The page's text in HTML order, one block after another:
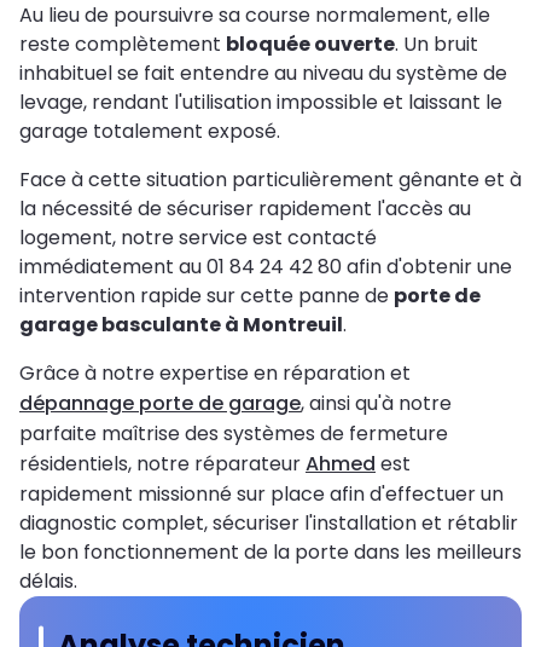
Au lieu de poursuivre sa course normalement, elle
reste complètement bloquée ouverte. Un bruit
inhabituel se fait entendre au niveau du système de
levage, rendant l'utilisation impossible et laissant le
garage totalement exposé.
Face à cette situation particulièrement gênante et à
la nécessité de sécuriser rapidement l'accès au
logement, notre service est contacté
immédiatement au 01 84 24 42 80 afin d'obtenir une
intervention rapide sur cette panne de porte de
garage basculante à Montreuil.
Grâce à notre expertise en réparation et
dépannage porte de garage, ainsi qu'à notre
parfaite maîtrise des systèmes de fermeture
résidentiels, notre réparateurAhmed est
rapidement missionné sur place afin d'effectuer un
diagnostic complet, sécuriser l'installation et rétablir
le bon fonctionnement de la porte dans les meilleurs
délais.